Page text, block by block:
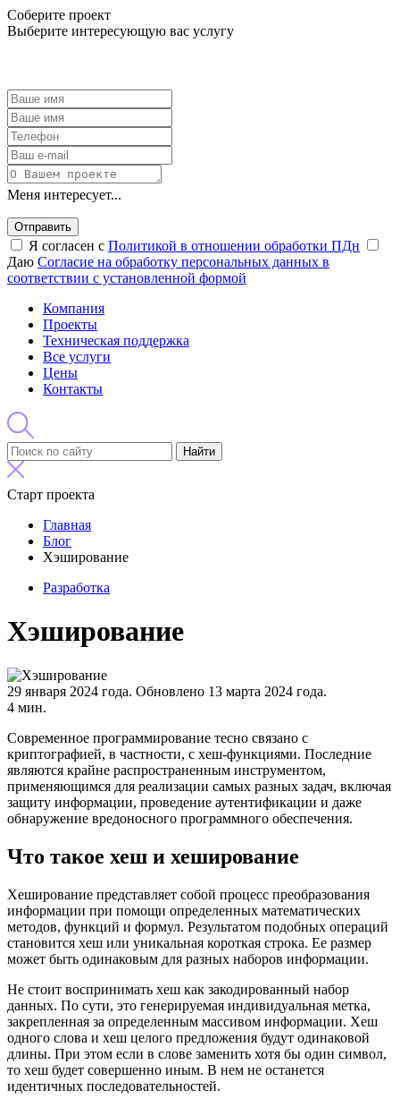
Соберите проект
Выберите интересующую вас услугу
Меня интересует...
Отправить
Я согласен с Политикой в отношении обработки ПДн
Даю Согласие на обработку персональных данных в
соответствии с установленной формой
Компания
Проекты
Техническая поддержка
Все услуги
Цены
Контакты
Найти
Старт проекта
Главная
Блог
Хэширование
Разработка
Хэширование
29 января 2024 года. Обновлено 13 марта 2024 года.
4 мин.
Современное программирование тесно связано с
криптографией, в частности, с хеш-функциями. Последние
являются крайне распространенным инструментом,
применяющимся для реализации самых разных задач, включая
защиту информации, проведение аутентификации и даже
обнаружение вредоносного программного обеспечения.
Что такое хеш и хеширование
Хеширование представляет собой процесс преобразования
информации при помощи определенных математических
методов, функций и формул. Результатом подобных операций
становится хеш или уникальная короткая строка. Ее размер
может быть одинаковым для разных наборов информации.
Не стоит воспринимать хеш как закодированный набор
данных. По сути, это генерируемая индивидуальная метка,
закрепленная за определенным массивом информации. Хеш
одного слова и хеш целого предложения будут одинаковой
длины. При этом если в слове заменить хотя бы один символ,
то хеш будет совершенно иным. В нем не останется
идентичных последовательностей.